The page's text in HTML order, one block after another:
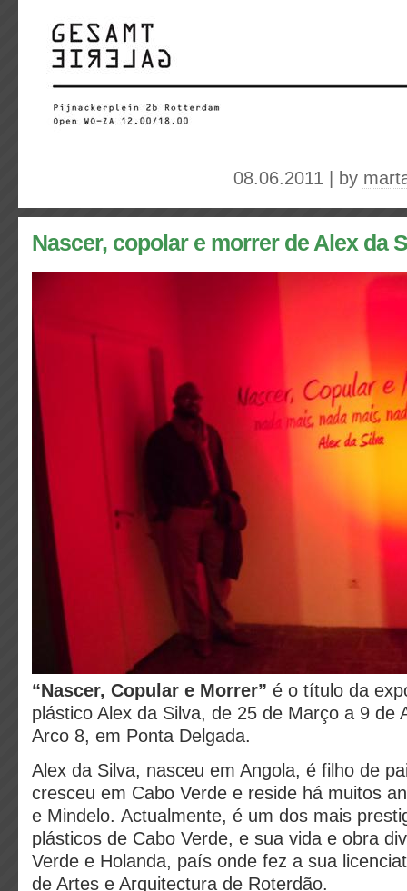
08.06.2011 | by
Nascer, copolar e morrer de Alex da
“Nascer, Copular e Morrer” é o título da
plástico Alex da Silva, de 25 de Março a 9 de
Arco 8, em Ponta Delgada.
Alex da Silva, nasceu em Angola, é filho de
cresceu em Cabo Verde e reside há muitos
e Mindelo. Actualmente, é um dos mais
plásticos de Cabo Verde, e sua vida e obra
Verde e Holanda, país onde fez a sua
de Artes e Arquitectura de Roterdão.